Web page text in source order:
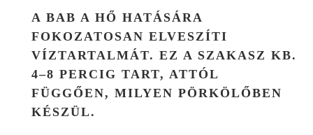
A BAB A HŐ HATÁSÁRA
FOKOZATOSAN ELVESZÍTI
VÍZTARTALMÁT. EZ A SZAKASZ KB.
4–8 PERCIG TART, ATTÓL
FÜGGŐEN, MILYEN PÖRKÖLŐBEN
KÉSZÜL.